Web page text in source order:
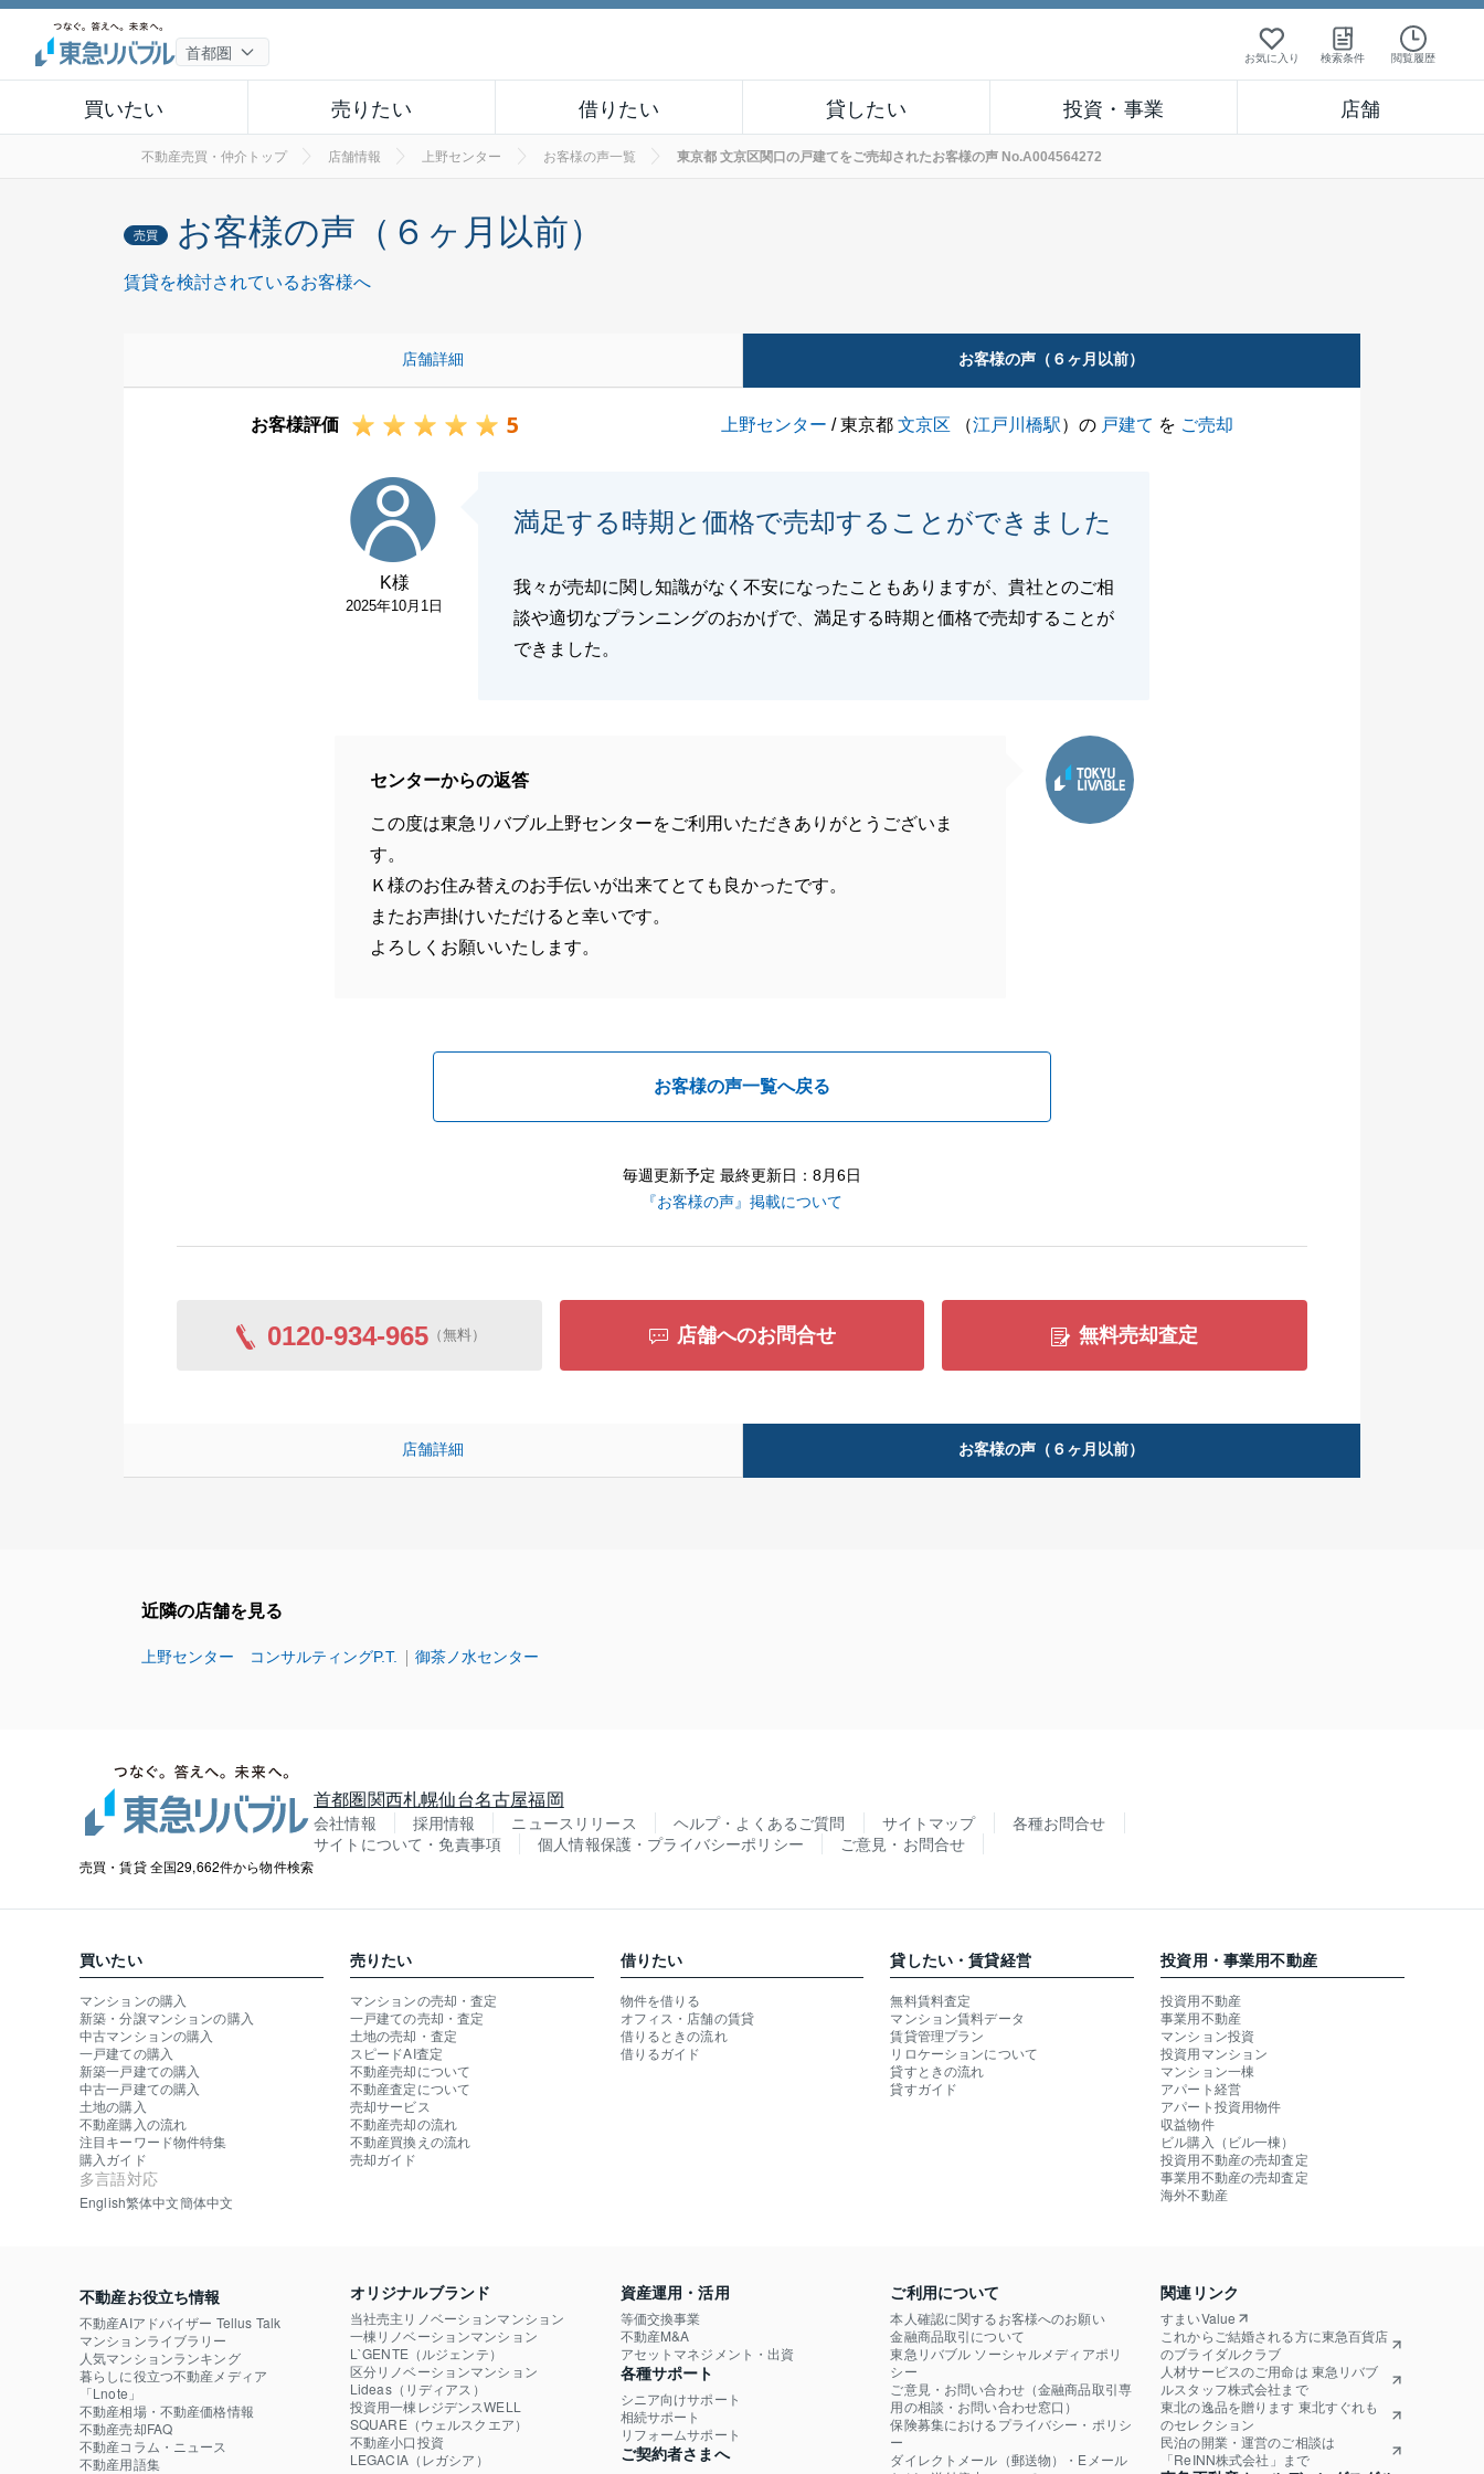
お気に入り 検索条件 閲覧履歴
買いたい 売りたい 借りたい 貸したい 投資・事業 店舗
不動産売買・仲介トップ 店舗情報 上野センター お客様の声一覧 東京都 文京区関口の戸建てをご売却されたお客様の声 No.A004564272
売買 お客様の声（６ヶ月以前）
賃貸を検討されているお客様へ
店舗詳細 お客様の声（６ヶ月以前）
お客様評価 5 上野センター / 東京都文京区 （江戸川橋駅）の 戸建て を ご売却
K様
2025年10月1日
満足する時期と価格で売却することができました
我々が売却に関し知識がなく不安になったこともありますが、貴社とのご相
談や適切なプランニングのおかげで、満足する時期と価格で売却することが
できました。
センターからの返答
この度は東急リバブル上野センターをご利用いただきありがとうございま
す。
Ｋ様のお住み替えのお手伝いが出来てとても良かったです。
またお声掛けいただけると幸いです。
よろしくお願いいたします。
お客様の声一覧へ戻る
毎週更新予定 最終更新日：8月6日
『お客様の声』掲載について
0120-934-965（無料） 店舗へのお問合せ 無料売却査定
店舗詳細 お客様の声（６ヶ月以前）
近隣の店舗を見る
上野センター コンサルティングP.T. 御茶ノ水センター
売買・賃貸 全国29,662件から物件検索
首都圏関西札幌仙台名古屋福岡
会社情報 採用情報 ニュースリリース ヘルプ・よくあるご質問 サイトマップ
各種お問合せ
サイトについて・免責事項
個人情報保護・プライバシーポリシー ご意見・お問合せ
買いたい
マンションの購入
新築・分譲マンションの購入
中古マンションの購入
一戸建ての購入
新築一戸建ての購入
中古一戸建ての購入
土地の購入
不動産購入の流れ
注目キーワード物件特集
購入ガイド
多言語対応
English繁体中文簡体中文
売りたい
マンションの売却・査定
一戸建ての売却・査定
土地の売却・査定
スピードAI査定
不動産売却について
不動産査定について
売却サービス
不動産売却の流れ
不動産買換えの流れ
売却ガイド
借りたい
物件を借りる
オフィス・店舗の賃貸
借りるときの流れ
借りるガイド
貸したい・賃貸経営
無料賃料査定
マンション賃料データ
賃貸管理プラン
リロケーションについて
貸すときの流れ
貸すガイド
投資用・事業用不動産
投資用不動産
事業用不動産
マンション投資
投資用マンション
マンション一棟
アパート経営
アパート投資用物件
収益物件
ビル購入（ビル一棟）
投資用不動産の売却査定
事業用不動産の売却査定
海外不動産
不動産お役立ち情報
不動産AIアドバイザー Tellus Talk
マンションライブラリー
人気マンションランキング
暮らしに役立つ不動産メディア
「Lnote」
不動産相場・不動産価格情報
不動産売却FAQ
不動産コラム・ニュース
不動産用語集
オリジナルブランド
当社売主リノベーションマンション
一棟リノベーションマンション
L`GENTE（ルジェンテ）
区分リノベーションマンション
Lideas（リディアス）
投資用一棟レジデンスWELL
SQUARE（ウェルスクエア）
不動産小口投資
LEGACIA（レガシア）
資産運用・活用
等価交換事業
不動産M&A
アセットマネジメント・出資
各種サポート
シニア向けサポート
相続サポート
リフォームサポート
ご契約者さまへ
ご利用について
本人確認に関するお客様へのお願い
金融商品取引について
東急リバブル ソーシャルメディアポリ
シー
ご意見・お問い合わせ（金融商品取引専
用の相談・お問い合わせ窓口）
保険募集におけるプライバシー・ポリシ
ー
ダイレクトメール（郵送物）・Eメール
関連リンク
すまいValue
これからご結婚される方に東急百貨店
のブライダルクラブ
人材サービスのご用命は 東急リバブ
ルスタッフ株式会社まで
東北の逸品を贈ります 東北すぐれも
のセレクション
民泊の開業・運営のご相談は
「ReINN株式会社」まで